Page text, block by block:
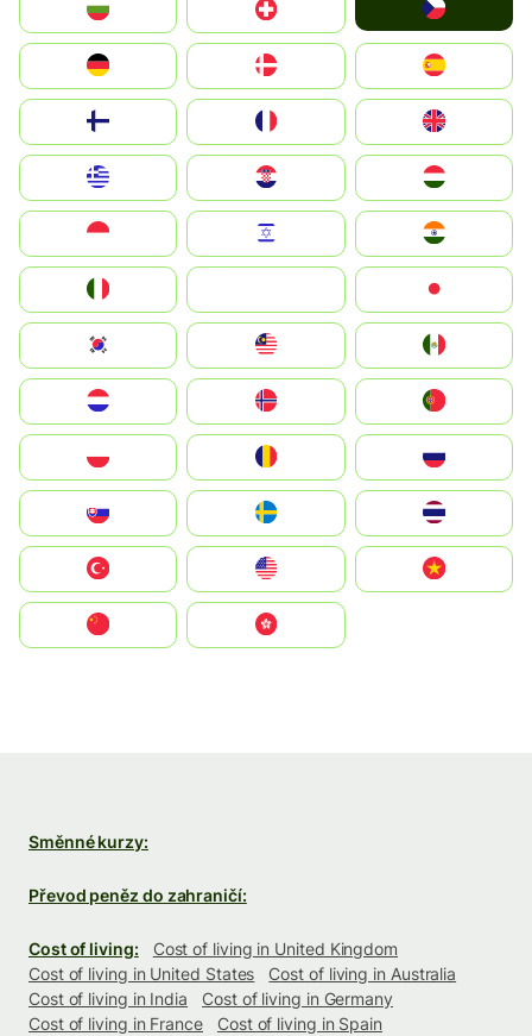
Switzerland
Deutschland
United Kingdom
Magyarország
South Korea
United States
中國香港特別行政區
Směnné kurzy:
Převod peněz do zahraničí:
Cost of living:
Cost of living in United Kingdom
Cost of living in United States
Cost of living in Australia
Cost of living in India
Cost of living in Germany
Cost of living in France
Cost of living in Spain